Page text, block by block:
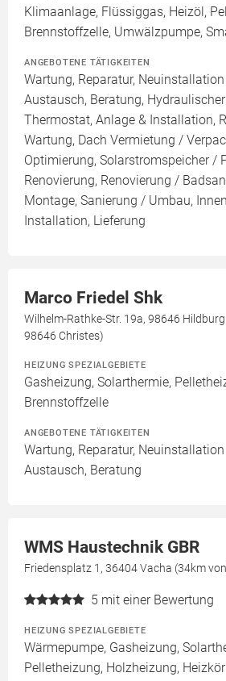
Klimaanlage, Flüssiggas, Heizöl,
Brennstoffzelle, Umwälzpumpe,
ANGEBOTENE TÄTIGKEITEN
Wartung, Reparatur,
Austausch, Beratung,
Thermostat, Anlage & Installation,
Wartung, Dach Vermietung /
Optimierung, Solarstromspeicher /
Renovierung, Renovierung /
Montage, Sanierung / Umbau,
Installation, Lieferung
Marco Friedel Shk
Wilhelm-Rathke-Str. 19a, 98646
98646 Christes)
HEIZUNG SPEZIALGEBIETE
Gasheizung, Solarthermie,
Brennstoffzelle
ANGEBOTENE TÄTIGKEITEN
Wartung, Reparatur,
Austausch, Beratung
WMS Haustechnik GBR
Friedensplatz 1, 36404 Vacha (34km
5 mit einer Bewertung
HEIZUNG SPEZIALGEBIETE
Wärmepumpe, Gasheizung,
Pelletheizung, Holzheizung,